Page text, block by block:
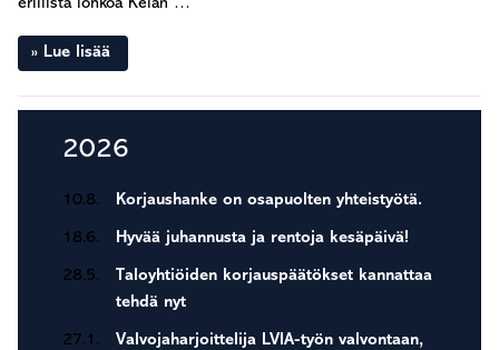
erillistä lohkoa Kelan …
Lue lisää
Ensisijainen
sivupalkki
2026
10.8. Korjaushanke on osapuolten yhteistyötä.
18.6. Hyvää juhannusta ja rentoja kesäpäivä!
28.5.
Taloyhtiöiden korjauspäätökset kannattaa
tehdä nyt
27.1.
Valvojaharjoittelija LVIA-työn valvontaan,